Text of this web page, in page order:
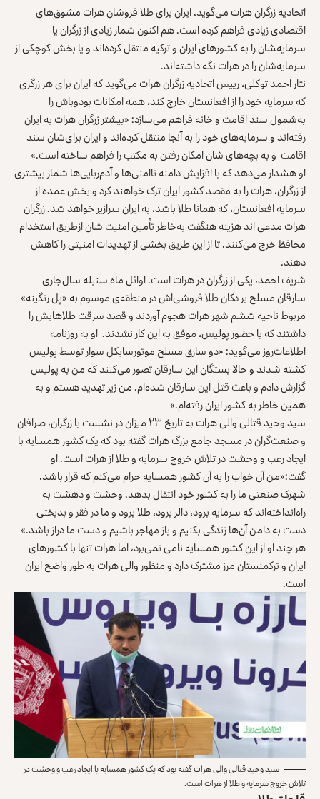
اتحادیه زرگران هرات می‌گوید، ایران برای طلا فروشان هرات مشوق‌های
اقتصادی زیادی فراهم کرده است. هم اکنون شمار زیادی از زرگران یا
سرمایه‌‍شان را به کشورهای ایران و ترکیه منتقل کرده‌اند و یا بخش کوچکی از
سرمایه‌شان را در هرات نگه داشته‌اند.
نثار احمد توکلی، رییس اتحادیه زرگران هرات می‌گوید که ایران برای هر زرگری
که سرمایه خود را از افغانستان خارج کند، همه امکانات بود‌و‌باش را
به‌شمول سند اقامت و خانه فراهم می‌سازد: «بیشتر زرگران هرات به ایران
رفته‌اند و سرمایه‌های خود را به آنجا منتقل کرده‌اند و ایران برای‌شان سند
اقامت و به بچه‌های شان امکان رفتن به مکتب را فراهم ساخته است.»
او هشدار می‌دهد که با افزایش دامنه ناامنی‌ها و آدم‌ربایی‌ها شمار بیشتری
از زرگران، هرات را به مقصد کشور ایران ترک خواهند کرد و بخش عمده از
سرمایه افغانستان، که همانا طلا باشد، به ایران سرازیر خواهد شد. زرگران
هرات مدعی اند هزینه هنگفت به‌خاطر تأمین امنیت شان ازطریق استخدام
محافظ خرج می‌کنند، تا از این طریق بخشی از تهدیدات امنیتی را کاهش
دهند.
شریف احمد، یکی از زرگران در هرات است. اوائل ماه سنبله سال‌جاری
سارقان مسلح بر دکان طلا فروشی‌اش در منطقه‌ی موسوم به «پل رنگینه»
مربوط ناحیه ششم شهر هرات هجوم آوردند و قصد سرقت طلاهایش را
داشتند که با حضور پولیس، موفق به این کار نشدند. او به روزنامه
اطلاعات‌روز می‌گوید: «دو سارق مسلح موتورسایکل سوار توسط پولیس
کشته شدند و حالا بستگان این سارقان تصور می‌کنند که من به پولیس
گزارش دادم و باعث قتل این سارقان شده‌ام. من زیر تهدید هستم و به
همین خاطر به کشور ایران رفته‌ام.»
سید وحید قتالی والی هرات به تاریخ ۲۳ میزان در نشست با زرگران، صرافان
و صنعت‌گران در مسجد جامع بزرگ هرات گفته بود که یک کشور همسایه با
ایجاد رعب و وحشت در تلاش خروج سرمایه و طلا از هرات است. او
گفت:«من آن خواب را به آن کشور همسایه حرام می‌کنم که قرار باشد،
شهرک صنعتی ما را به کشور خود انتقال بدهد. وحشت و دهشت به
راه‌‎انداخته‌اند که سرمایه برود، دالر برود، طلا برود و ما در فقر و بدبختی
دست به دامن آن‌ها زندگی بکنیم و باز مهاجر باشیم و دست ما دراز باشد.»
هر چند او از این کشور همسایه نامی نمی‌برد، اما هرات تنها با کشورهای
ایران و ترکمنستان مرز مشترک دارد و منظور والی هرات به طور واضح ایران
است.
سید وحید قتالی والی هرات گفته بود که یک کشور همسایه با ایجاد رعب و وحشت در
تلاش خروج سرمایه و طلا از هرات است.